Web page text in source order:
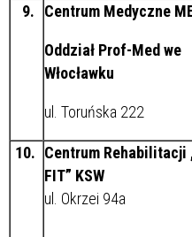
9. Centrum Medyczne
Oddział Prof-Med we
Włocławku
ul. Toruńska 222
10. Centrum Rehabilitacji
FIT” KSW
ul. Okrzei 94a